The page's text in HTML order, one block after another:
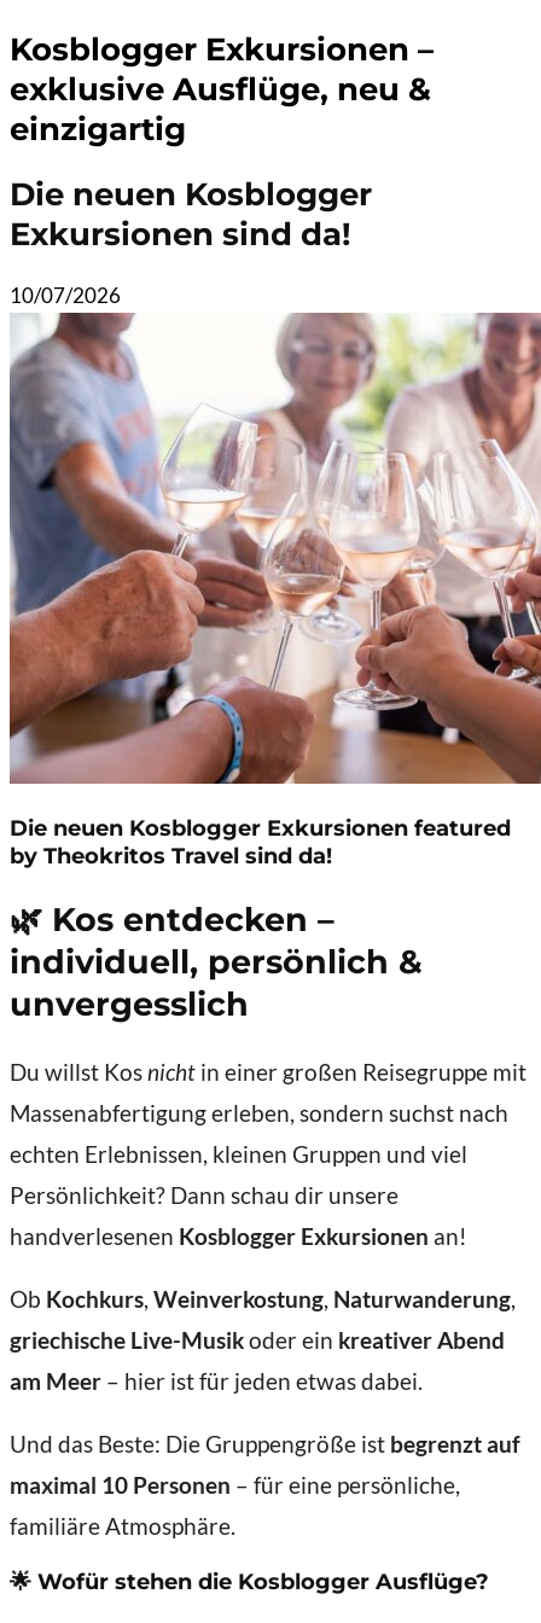
Kosblogger Exkursionen –
exklusive Ausflüge, neu &
einzigartig
Die neuen Kosblogger
Exkursionen sind da!
10/07/2026
Die neuen Kosblogger Exkursionen featured
by Theokritos Travel sind da!
🌿 Kos entdecken –
individuell, persönlich &
unvergesslich
Du willst Kosnicht in einer großen Reisegruppe mit
Massenabfertigung erleben, sondern suchst nach
echten Erlebnissen, kleinen Gruppen und viel
Persönlichkeit? Dann schau dir unsere
handverlesenen Kosblogger Exkursionen an!
Ob Kochkurs, Weinverkostung, Naturwanderung,
griechische Live-Musikoder ein kreativer Abend
am Meer – hier ist für jeden etwas dabei.
Und das Beste: Die Gruppengröße ist begrenzt auf
maximal 10 Personen – für eine persönliche,
familiäre Atmosphäre.
🌟 Wofür stehen die Kosblogger Ausflüge?